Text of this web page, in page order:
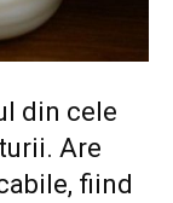
din cele
Are
fiind